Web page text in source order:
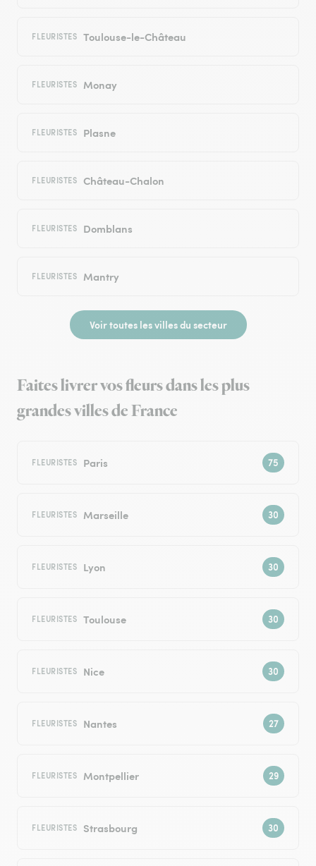
FLEURISTES Toulouse-le-Château
FLEURISTES Monay
FLEURISTES Plasne
FLEURISTES Château-Chalon
FLEURISTES Domblans
FLEURISTES Mantry
Voir toutes les villes du secteur
Faites livrer vos fleurs dans les plus
grandes villes de France
FLEURISTES Paris
FLEURISTES Marseille
FLEURISTES Lyon
FLEURISTES Toulouse
FLEURISTES Nice
FLEURISTES Nantes
FLEURISTES Montpellier
FLEURISTES Strasbourg